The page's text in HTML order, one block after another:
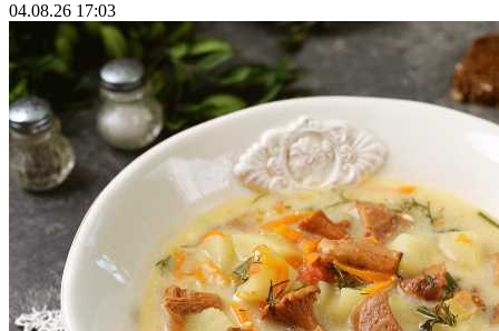
04.08.26 17:03